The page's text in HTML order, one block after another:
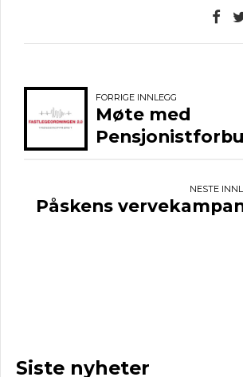
FORRIGE INNLEGG
Møte med
NESTE
Påskens
Siste nyheter